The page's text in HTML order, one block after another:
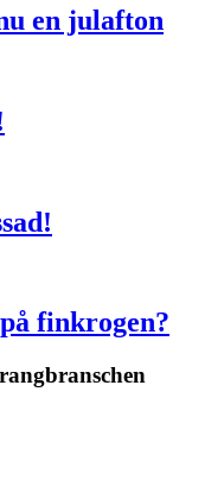
en julafton
finkrogen?